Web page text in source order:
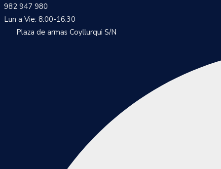
982 947 980
Lun a Vie: 8:00-16:30
Plaza de armas Coyllurqui S/N